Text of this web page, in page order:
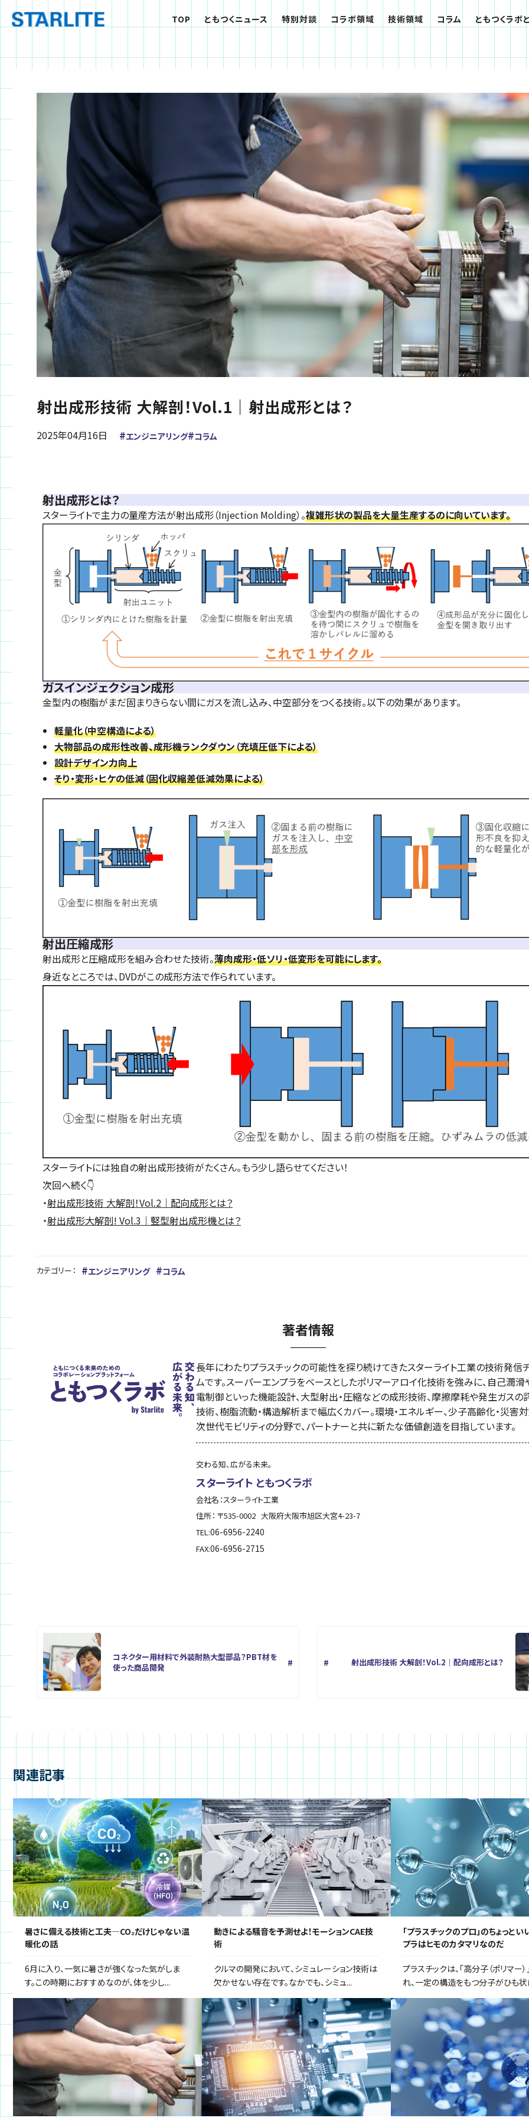
TOP
ともつくニュース 特別対談 コラボ領域 技術領域 コラム ともつくラボ
射出成形技術 大解剖！Vol.1｜射出成形とは？
2025年04月16日 エンジニアリング コラム
射出成形とは？
スターライトで主力の量産方法が射出成形（Injection Molding）。複雑形状の製品を大量生産するのに向いています。
ガスインジェクション成形
金型内の樹脂がまだ固まりきらない間にガスを流し込み、中空部分をつくる技術。以下の効果があります。
軽量化（中空構造による）
大物部品の成形性改善、成形機ランクダウン（充填圧低下による）
設計デザイン力向上
そり・変形・ヒケの低減（固化収縮差低減効果による）
射出圧縮成形
射出成形と圧縮成形を組み合わせた技術。薄肉成形・低ソリ・低変形を可能にします。
身近なところでは、DVDがこの成形方法で作られています。
スターライトには独自の射出成形技術がたくさん。もう少し語らせてください！
次回へ続く👇
・射出成形技術 大解剖！Vol.2｜配向成形とは？
・射出成形大解剖! Vol.3｜竪型射出成形機とは？
カテゴリー： エンジニアリング コラム
著者情報
長年にわたりプラスチックの可能性を探り続けてきたスターライト工業の技術発信
ムです。スーパーエンプラをベースとしたポリマーアロイ化技術を強みに、自己潤滑
電制御といった機能設計、大型射出・圧縮などの成形技術、摩擦摩耗や発生ガスの
技術、樹脂流動・構造解析まで幅広くカバー。環境・エネルギー、少子高齢化・災害対
次世代モビリティの分野で、パートナーと共に新たな価値創造を目指しています。
交わる知、広がる未来。
スターライト ともつくラボ
会社名：スターライト工業
住所： 〒535-0002 大阪府大阪市旭区大宮4-23-7
TEL:06-6956-2240
FAX:06-6956-2715
コネクター用材料で外装耐熱大型部品？PBT材を
使った商品開発
射出成形技術 大解剖！Vol.2｜配向成形とは？
関連記事
暑さに備える技術と工夫―CO₂だけじゃない温
暖化の話
6月に入り、一気に暑さが強くなった気がしま
す。この時期におすすめなのが、体を少し...
動きによる騒音を予測せよ！モーションCAE技
術
クルマの開発において、シミュレーション技術は
欠かせない存在です。なかでも、シミュ...
「プラスチックのプロ」のちょっと
プラはヒモのカタマリなのだ
プラスチックは、「高分子（ポリマー
れ、一定の構造をもつ分子がひも状